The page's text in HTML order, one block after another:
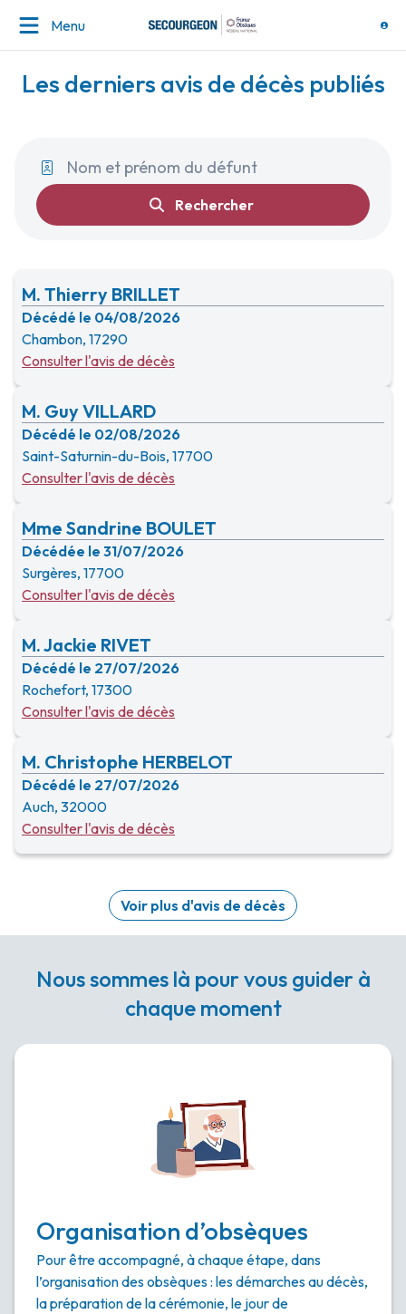
Menu
Les derniers avis de décès publiés
Rechercher
M. Thierry BRILLET
Décédé le 04/08/2026
Chambon, 17290
Consulter l'avis de décès
M. Guy VILLARD
Décédé le 02/08/2026
Saint-Saturnin-du-Bois, 17700
Consulter l'avis de décès
Mme Sandrine BOULET
Décédée le 31/07/2026
Surgères, 17700
Consulter l'avis de décès
M. Jackie RIVET
Décédé le 27/07/2026
Rochefort, 17300
Consulter l'avis de décès
M. Christophe HERBELOT
Décédé le 27/07/2026
Auch, 32000
Consulter l'avis de décès
Voir plus d'avis de décès
Nous sommes là pour vous guider à
chaque moment
Organisation d’obsèques
Pour être accompagné, à chaque étape, dans
l’organisation des obsèques : les démarches au décès,
la préparation de la cérémonie, le jour de